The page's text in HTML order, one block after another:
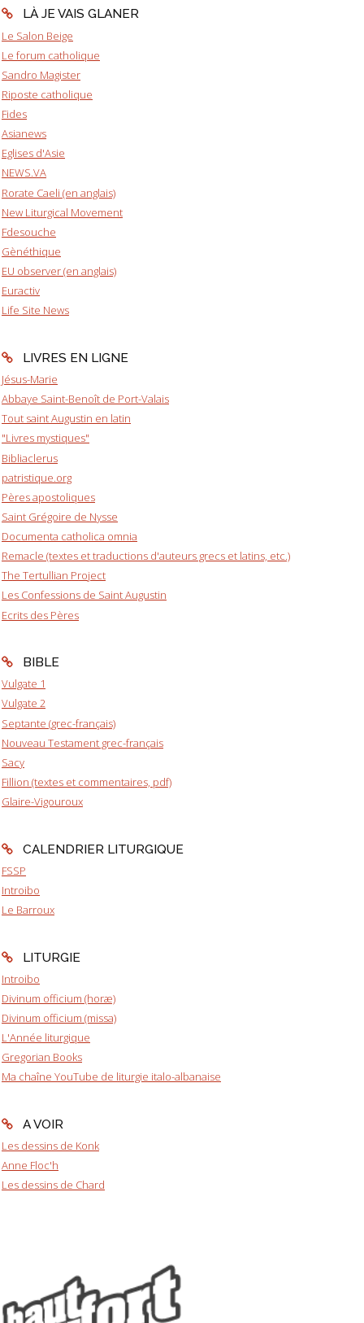
LÀ JE VAIS GLANER
Le Salon Beige
Le forum catholique
Sandro Magister
Riposte catholique
Fides
Asianews
Eglises d'Asie
NEWS.VA
Rorate Caeli (en anglais)
New Liturgical Movement
Fdesouche
Gènéthique
EU observer (en anglais)
Euractiv
Life Site News
LIVRES EN LIGNE
Jésus-Marie
Abbaye Saint-Benoît de Port-Valais
Tout saint Augustin en latin
"Livres mystiques"
Bibliaclerus
patristique.org
Pères apostoliques
Saint Grégoire de Nysse
Documenta catholica omnia
Remacle (textes et traductions d'auteurs grecs et latins, etc.)
The Tertullian Project
Les Confessions de Saint Augustin
Ecrits des Pères
BIBLE
Vulgate 1
Vulgate 2
Septante (grec-français)
Nouveau Testament grec-français
Sacy
Fillion (textes et commentaires, pdf)
Glaire-Vigouroux
CALENDRIER LITURGIQUE
FSSP
Introibo
Le Barroux
LITURGIE
Introibo
Divinum officium (horæ)
Divinum officium (missa)
L'Année liturgique
Gregorian Books
Ma chaîne YouTube de liturgie italo-albanaise
A VOIR
Les dessins de Konk
Anne Floc'h
Les dessins de Chard